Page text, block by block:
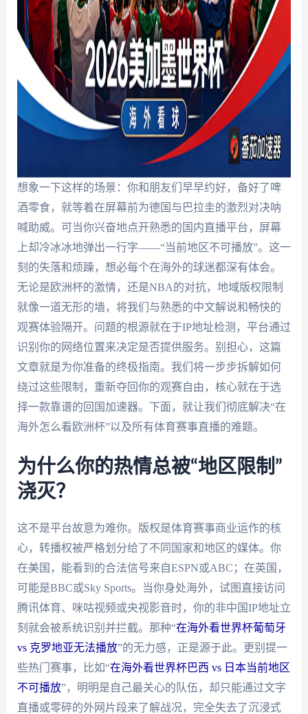
想象一下这样的场景：你和朋友们早早约好，备好了啤
酒零食，就等着在屏幕前为德国与巴拉圭的激烈对决呐
喊助威。可当你兴奋地点开熟悉的国内直播平台，屏幕
上却冷冰冰地弹出一行字——“当前地区不可播放”。这一
刻的失落和烦躁，想必每个在海外的球迷都深有体会。
无论是欧洲杯的激情，还是NBA的对抗，地域版权限制
就像一道无形的墙，将我们与熟悉的中文解说和畅快的
观赛体验隔开。问题的根源就在于IP地址检测，平台通过
识别你的网络位置来决定是否提供服务。别担心，这篇
文章就是为你准备的终极指南。我们将一步步拆解如何
绕过这些限制，重新夺回你的观赛自由，核心就在于选
择一款靠谱的回国加速器。下面，就让我们彻底解决“在
海外怎么看欧洲杯”以及所有体育赛事直播的难题。
为什么你的热情总被“地区限制”
浇灭？
这不是平台故意为难你。版权是体育赛事商业运作的核
心，转播权被严格划分给了不同国家和地区的媒体。你
在美国，能看到的合法信号来自ESPN或ABC；在英国，
可能是BBC或Sky Sports。当你身处海外，试图直接访问
腾讯体育、咪咕视频或央视影音时，你的非中国IP地址立
刻就会被系统识别并拦截。那种“在海外看世界杯葡萄牙
vs 克罗地亚无法播放”的无力感，正是源于此。更别提一
些热门赛事，比如“在海外看世界杯巴西 vs 日本当前地区
不可播放”，明明是自己最关心的队伍，却只能通过文字
直播或零碎的外网片段来了解战况，完全失去了沉浸式